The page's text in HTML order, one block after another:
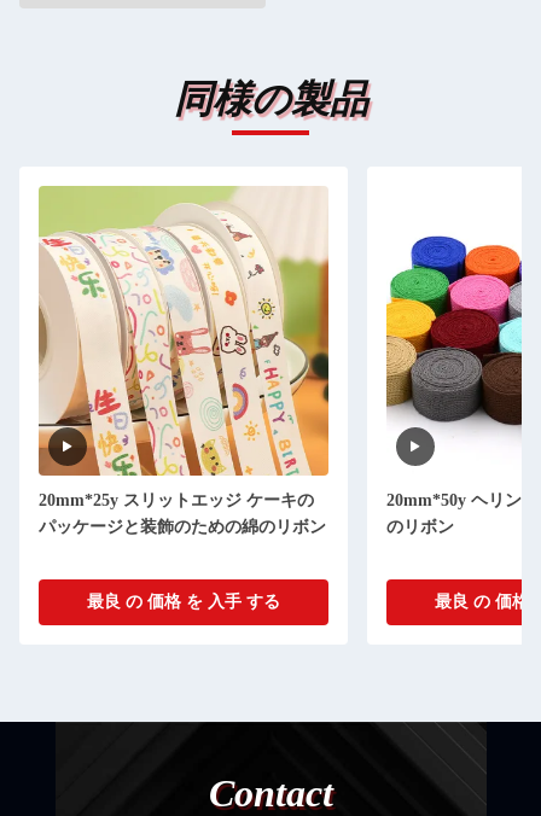
同様の製品
20mm*25y スリットエッジ ケーキの
パッケージと装飾のための綿のリボン
最良 の 価格 を 入手 する
20mm*50y ヘリン
のリボン
最良 の 価格
Contact